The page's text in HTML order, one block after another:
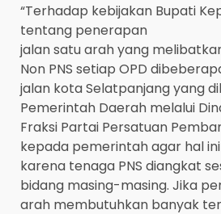
“Terhadap kebijakan Bupati
tentang penerapan
jalan satu arah yang
Non PNS setiap OPD
jalan kota Selatpanjang yang
Pemerintah Daerah melalui
Fraksi Partai Persatuan
kepada pemerintah agar hal
karena tenaga PNS diangkat
bidang masing-masing. Jika
arah membutuhkan banyak